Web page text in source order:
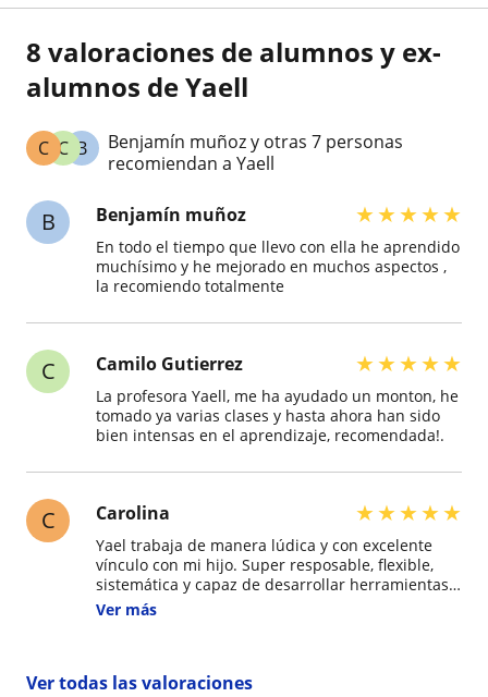
8 valoraciones de alumnos y ex-
alumnos de Yaell
B
C
C
Benjamín muñoz y otras 7 personas
recomiendan a Yaell
B Benjamín muñoz ★★★★★
En todo el tiempo que llevo con ella he aprendido
muchísimo y he mejorado en muchos aspectos ,
la recomiendo totalmente
C Camilo Gutierrez ★★★★★
La profesora Yaell, me ha ayudado un monton, he
tomado ya varias clases y hasta ahora han sido
bien intensas en el aprendizaje, recomendada!.
C Carolina ★★★★★
Yael trabaja de manera lúdica y con excelente
vínculo con mi hijo. Super resposable, flexible,
sistemática y capaz de desarrollar herramientas
para el aprendizaje del inglés simplemente
Ver más
Ver todas las valoraciones